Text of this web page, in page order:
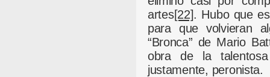
artes[22]. Hubo que
para que volvieran
“Bronca” de Mario
obra de la
justamente, peronista.